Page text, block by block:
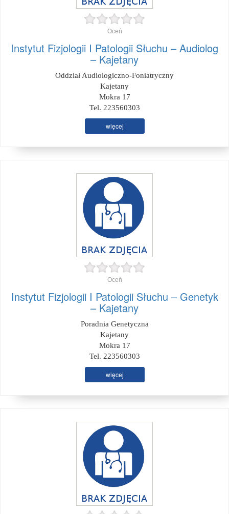
Oceń
Instytut Fizjologii I Patologii Słuchu – Audiolog
– Kajetany
Oddział Audiologiczno-Foniatryczny
Kajetany
Mokra 17
Tel. 223560303
więcej
Oceń
Instytut Fizjologii I Patologii Słuchu – Genetyk
– Kajetany
Poradnia Genetyczna
Kajetany
Mokra 17
Tel. 223560303
więcej